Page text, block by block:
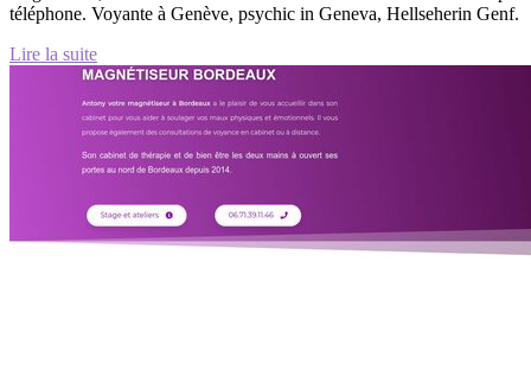
téléphone. Voyante à Genève, psychic in Geneva, Hellseherin Genf.
Lire la suite